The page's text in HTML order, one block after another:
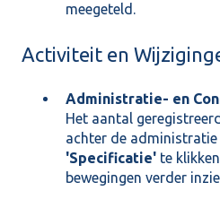
meegeteld.
Activiteit en
Administratie- en
Het aantal
achter de
'Specificatie' te
bewegingen verder